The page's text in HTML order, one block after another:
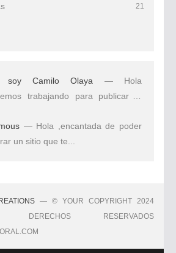
21
soy Camilo Olaya — Hola
trabajando para publicar el
— Hola ,encantada de poder
un sitio que te...
— © YOUR COPYRIGHT 2024
RESERVADOS